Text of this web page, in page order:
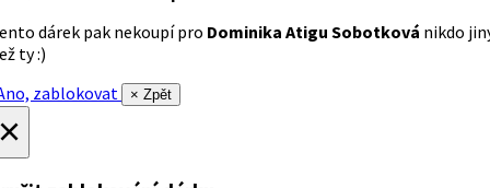
dárek pak nekoupí pro Dominika Atigu Sobotková nikdo
ty :)
zablokovat
× Zpět